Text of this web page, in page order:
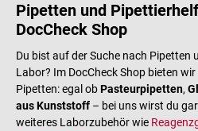
Pipetten und
DocCheck Shop
Du bist auf der Suche nach Pipetten
Labor? Im DocCheck Shop bieten
Pipetten: egal obPasteurpipetten,
aus Kunststoff – bei uns wirst du
weiteres Laborzubehör wie